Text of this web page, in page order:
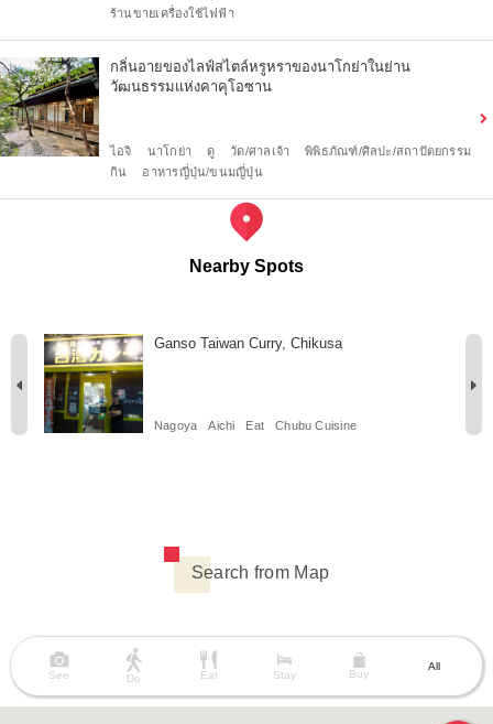
ร้านขายเครื่องใช้ไฟฟ้า
กลิ่นอายของไลฟ์สไตล์หรูหราของนาโกย่าในย่าน
วัฒนธรรมแห่งคาคุโอซาน
ไอจิ นาโกย่า ดู วัด/ศาลเจ้า
พิพิธภัณฑ์/ศิลปะ/สถาปัตยกรรม
กิน
อาหารญี่ปุ่น/ขนมญี่ปุ่น
Nearby Spots
Ganso Taiwan Curry, Chikusa
Nagoya Aichi Eat Chubu Cuisine
Search from Map
See Do Eat Stay Buy
All